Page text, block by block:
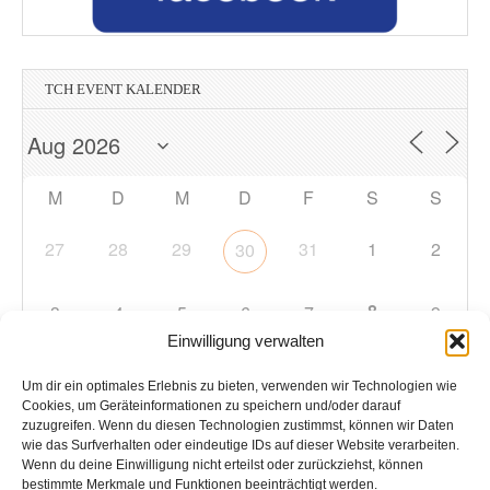
Einwilligung verwalten
Um dir ein optimales Erlebnis zu bieten, verwenden wir Technologien wie
Cookies, um Geräteinformationen zu speichern und/oder darauf
zuzugreifen. Wenn du diesen Technologien zustimmst, können wir Daten
wie das Surfverhalten oder eindeutige IDs auf dieser Website verarbeiten.
Wenn du deine Einwilligung nicht erteilst oder zurückziehst, können
bestimmte Merkmale und Funktionen beeinträchtigt werden.
TCH EVENT KALENDER
M D M D F S S
27 28 29 30 31 1 2
3 4 5 6 7 8 9
10 11 12 13 14 15
17 18 19 20 21 22 23